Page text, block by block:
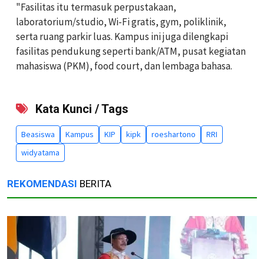
"Fasilitas itu termasuk perpustakaan,
laboratorium/studio, Wi-Fi gratis, gym, poliklinik,
serta ruang parkir luas. Kampus ini juga dilengkapi
fasilitas pendukung seperti bank/ATM, pusat kegiatan
mahasiswa (PKM), food court, dan lembaga bahasa.
Kata Kunci / Tags
Beasiswa Kampus KIP kipk roeshartono
RRI
widyatama
REKOMENDASI BERITA